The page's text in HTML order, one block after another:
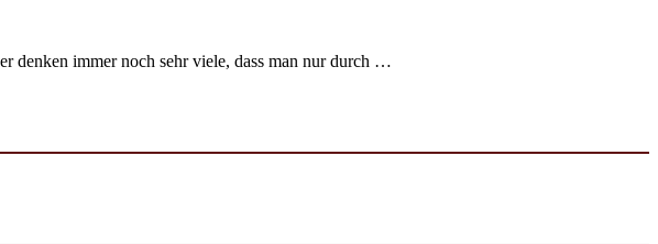
denken immer noch sehr viele, dass man nur durch …